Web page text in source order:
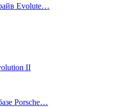
Evolute…
II
Porsche…